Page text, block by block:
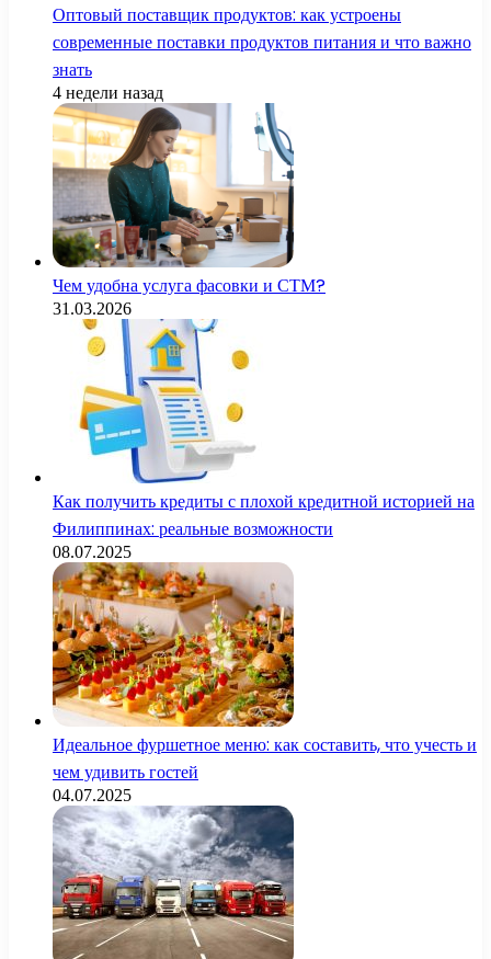
Оптовый поставщик продуктов: как устроены
современные поставки продуктов питания и что важно
знать
4 недели назад
Чем удобна услуга фасовки и СТМ?
31.03.2026
Как получить кредиты с плохой кредитной историей на
Филиппинах: реальные возможности
08.07.2025
Идеальное фуршетное меню: как составить, что учесть и
чем удивить гостей
04.07.2025